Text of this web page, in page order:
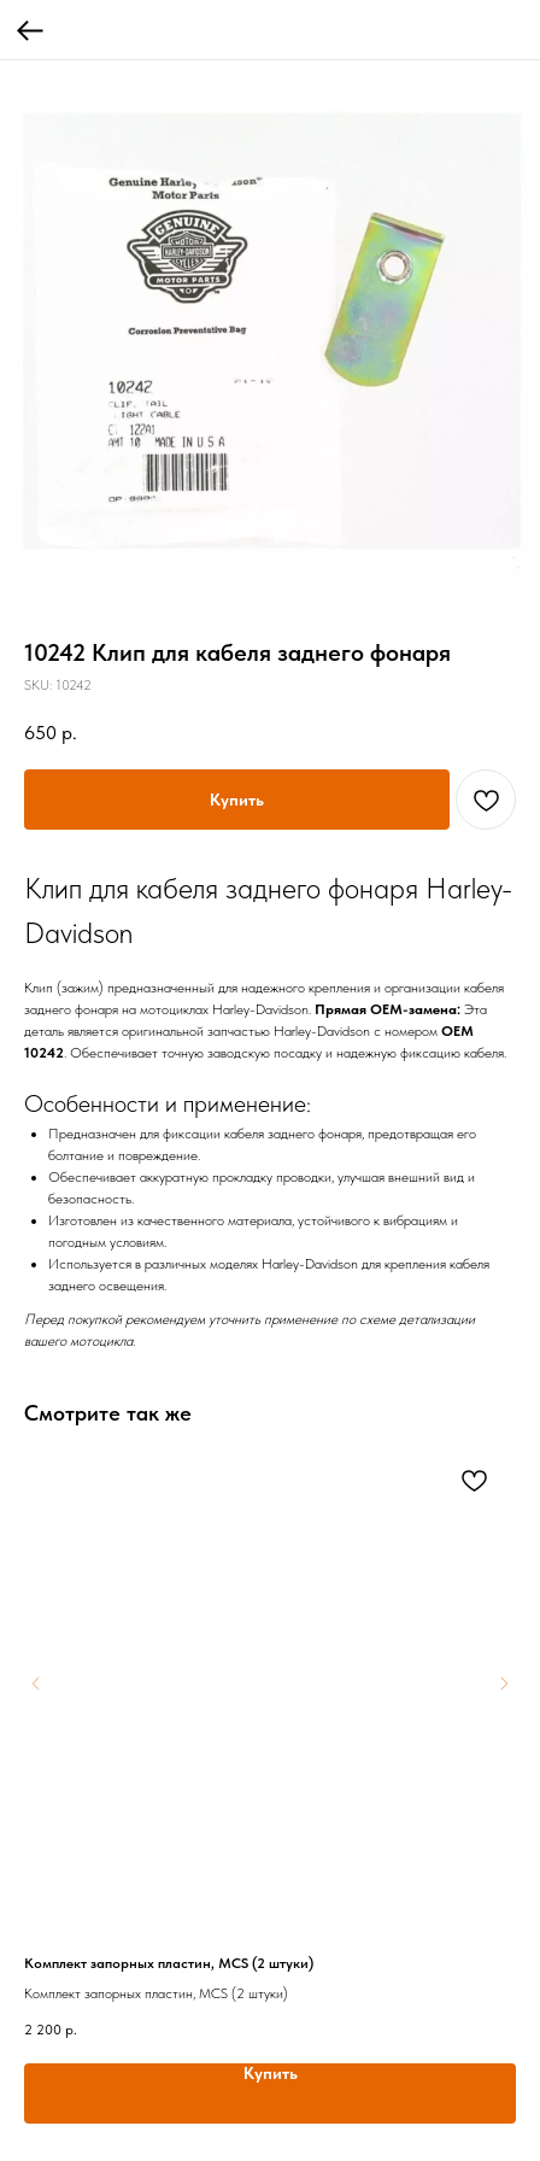
10242 Клип для кабеля заднего фонаря
SKU: 10242
650 р.
Купить
Клип для кабеля заднего фонаря Harley-
Davidson
Клип (зажим) предназначенный для надежного крепления и организации кабеля
заднего фонаря на мотоциклах Harley-Davidson. Прямая OEM-замена: Эта
деталь является оригинальной запчастью Harley-Davidson с номером OEM
10242. Обеспечивает точную заводскую посадку и надежную фиксацию кабеля.
Особенности и применение:
Предназначен для фиксации кабеля заднего фонаря, предотвращая его
болтание и повреждение.
Обеспечивает аккуратную прокладку проводки, улучшая внешний вид и
безопасность.
Изготовлен из качественного материала, устойчивого к вибрациям и
погодным условиям.
Используется в различных моделях Harley-Davidson для крепления кабеля
заднего освещения.
Перед покупкой рекомендуем уточнить применение по схеме детализации
вашего мотоцикла.
Смотрите так же
Комплект запорных пластин, MCS (2 штуки)
Комплект запорных пластин, MCS (2 штуки)
2 200 р.
Купить